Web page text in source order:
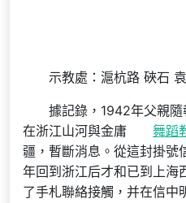
示教處：滬杭路 硤石
據記錄，1942年父親
在浙江山河與金庸
舞蹈
疆，暫斷消息。從這封掛號
年回到浙江后才和已到上海
了手札聯絡接觸，并在信中